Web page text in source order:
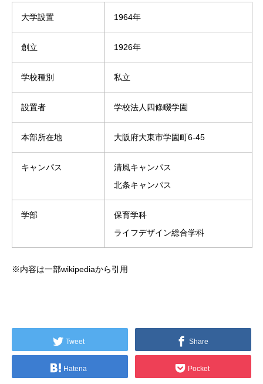
大学設置 1964年
創立 1926年
学校種別 私立
設置者 学校法人四條畷学園
本部所在地 大阪府大東市学園町6-45
キャンパス
清風キャンパス
北条キャンパス
学部
保育学科
ライフデザイン総合学科
※内容は一部wikipediaから引用
Tweet Share
Hatena Pocket